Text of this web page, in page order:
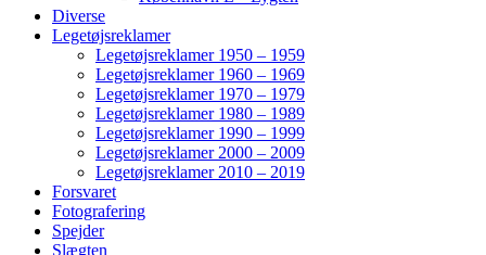
Diverse
Legetøjsreklamer
Legetøjsreklamer 1950 – 1959
Legetøjsreklamer 1960 – 1969
Legetøjsreklamer 1970 – 1979
Legetøjsreklamer 1980 – 1989
Legetøjsreklamer 1990 – 1999
Legetøjsreklamer 2000 – 2009
Legetøjsreklamer 2010 – 2019
Forsvaret
Fotografering
Spejder
Slægten